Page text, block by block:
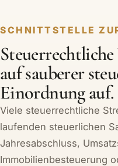
SCHNITTSTELLE
auf sauberer
Einordnung auf.
Viele steuerrechtliche
laufenden steuerlichen
Jahresabschluss,
Immobilienbesteuerung